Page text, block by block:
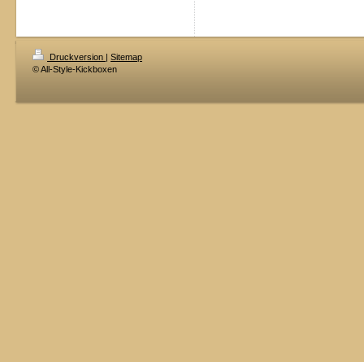
Druckversion | Sitemap
© All-Style-Kickboxen